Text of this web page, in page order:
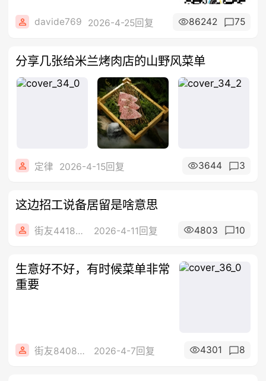
davide769 2026-4-25回复 86242 75
分享几张给米兰烤肉店的山野风菜单
定律 2026-4-15回复 3644 3
这边招工说备居留是啥意思
街友44182496 2026-4-11回复 4803 10
生意好不好，有时候菜单非常
重要
街友84086072 2026-4-7回复 4301 8